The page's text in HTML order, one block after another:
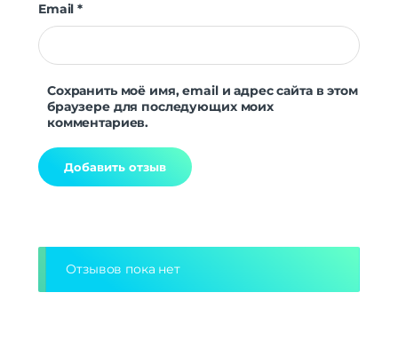
Email*
Сохранить моё имя, email и адрес сайта в этом
браузере для последующих моих
комментариев.
Отзывов пока нет